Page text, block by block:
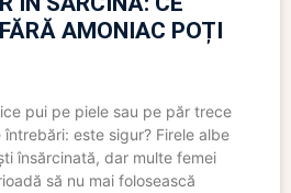
AMONIAC POȚI
pui pe piele sau pe păr trece
este sigur? Firele albe
însărcinată, dar multe femei
să nu mai folosească